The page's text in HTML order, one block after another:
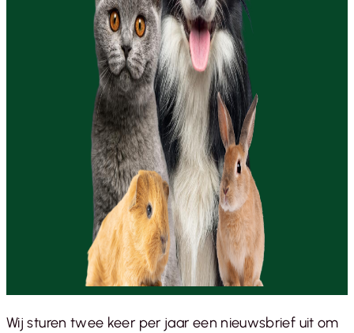
Wij sturen twee keer per jaar een nieuwsbrief uit om